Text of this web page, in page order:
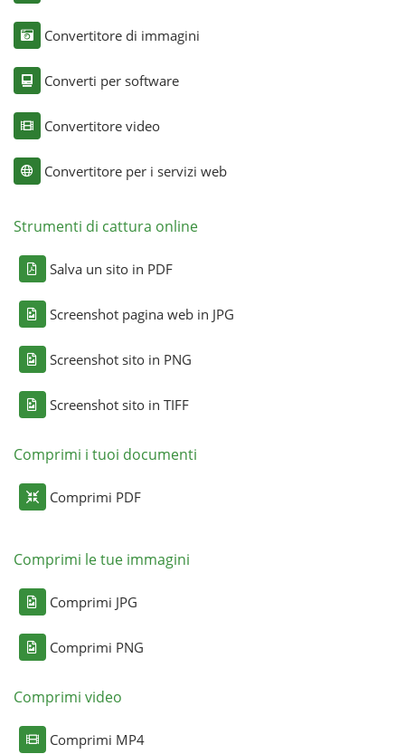
Convertitore di immagini
Converti per software
Convertitore video
Convertitore per i servizi web
Strumenti di cattura online
Salva un sito in PDF
Screenshot pagina web in JPG
Screenshot sito in PNG
Screenshot sito in TIFF
Comprimi i tuoi documenti
Comprimi PDF
Comprimi le tue immagini
Comprimi JPG
Comprimi PNG
Comprimi video
Comprimi MP4